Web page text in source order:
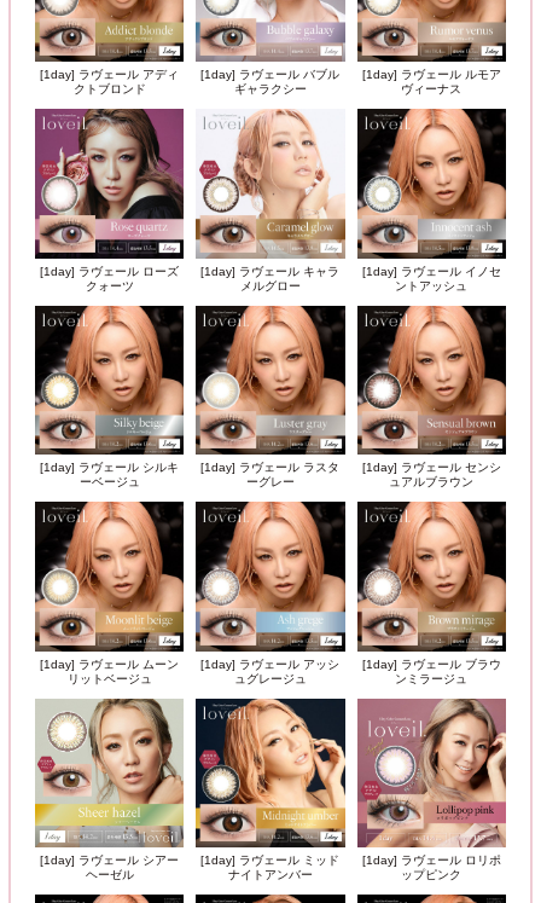
[1day] ラヴェール アディ
クトブロンド
[1day] ラヴェール バブル
ギャラクシー
[1day] ラヴェール ルモア
ヴィーナス
[1day] ラヴェール ローズ
クォーツ
[1day] ラヴェール キャラ
メルグロー
[1day] ラヴェール イノセ
ントアッシュ
[1day] ラヴェール シルキ
ーベージュ
[1day] ラヴェール ラスタ
ーグレー
[1day] ラヴェール センシ
ュアルブラウン
[1day] ラヴェール ムーン
リットベージュ
[1day] ラヴェール アッシ
ュグレージュ
[1day] ラヴェール ブラウ
ンミラージュ
[1day] ラヴェール シアー
ヘーゼル
[1day] ラヴェール ミッド
ナイトアンバー
[1day] ラヴェール ロリポ
ップピンク